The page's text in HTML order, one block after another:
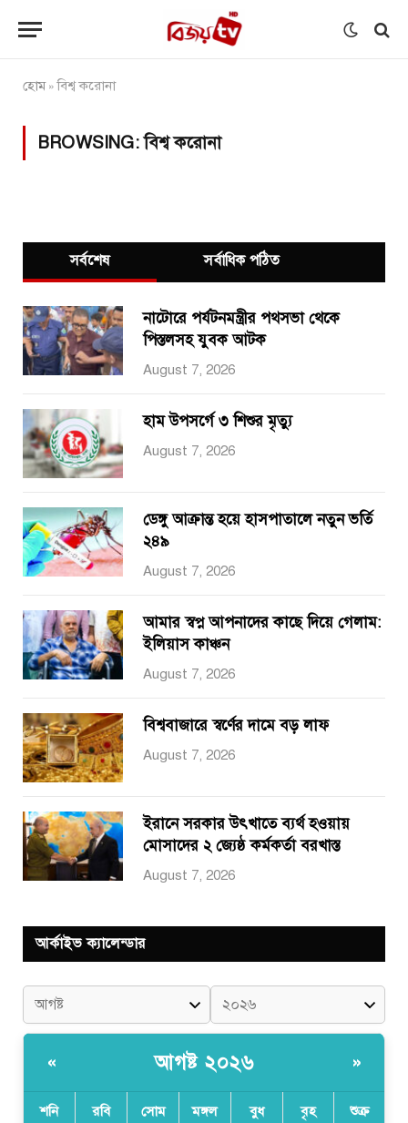
হোম»বিশ্ব করোনা
BROWSING:বিশ্ব করোনা
সর্বশেষ সর্বাধিক পঠিত
নাটোরে পর্যটনমন্ত্রীর পথসভা থেকে
পিস্তলসহ যুবক আটক
August 7, 2026
হাম উপসর্গে ৩ শিশুর মৃত্যু
August 7, 2026
ডেঙ্গু আক্রান্ত হয়ে হাসপাতালে নতুন ভর্তি
২৪৯
August 7, 2026
আমার স্বপ্ন আপনাদের কাছে দিয়ে গেলাম:
ইলিয়াস কাঞ্চন
August 7, 2026
বিশ্ববাজারে স্বর্ণের দামে বড় লাফ
August 7, 2026
ইরানে সরকার উৎখাতে ব্যর্থ হওয়ায়
মোসাদের ২ জ্যেষ্ঠ কর্মকর্তা বরখাস্ত
August 7, 2026
আর্কাইভ ক্যালেন্ডার
« আগষ্ট ২০২৬ »
শনি রবি সোম মঙ্গল বুধ বৃহ শুক্র